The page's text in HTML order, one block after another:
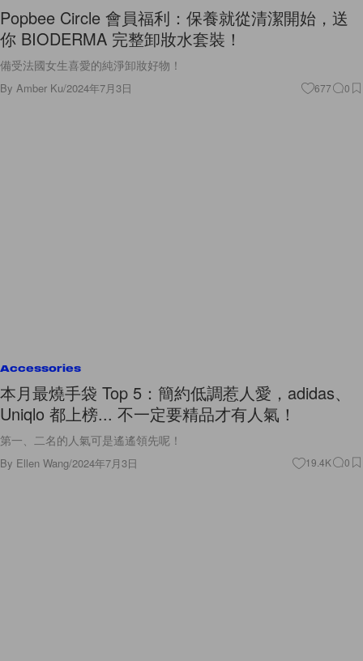
Popbee Circle 會員福利：保養就從清潔開始，送
你 BIODERMA 完整卸妝水套裝！
備受法國女生喜愛的純淨卸妝好物！
By Amber Ku/2024年7月3日 677 0
Accessories
本月最燒手袋 Top 5：簡約低調惹人愛，adidas、
Uniqlo 都上榜... 不一定要精品才有人氣！
第一、二名的人氣可是遙遙領先呢！
By Ellen Wang/2024年7月3日 19.4K 0